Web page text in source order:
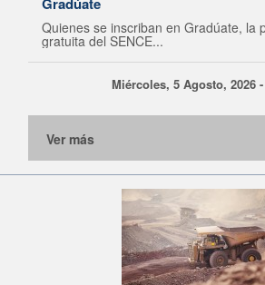
Quienes se inscriban en Gradúate, la
gratuita del SENCE...
Miércoles, 5 Agosto, 2026
Ver más